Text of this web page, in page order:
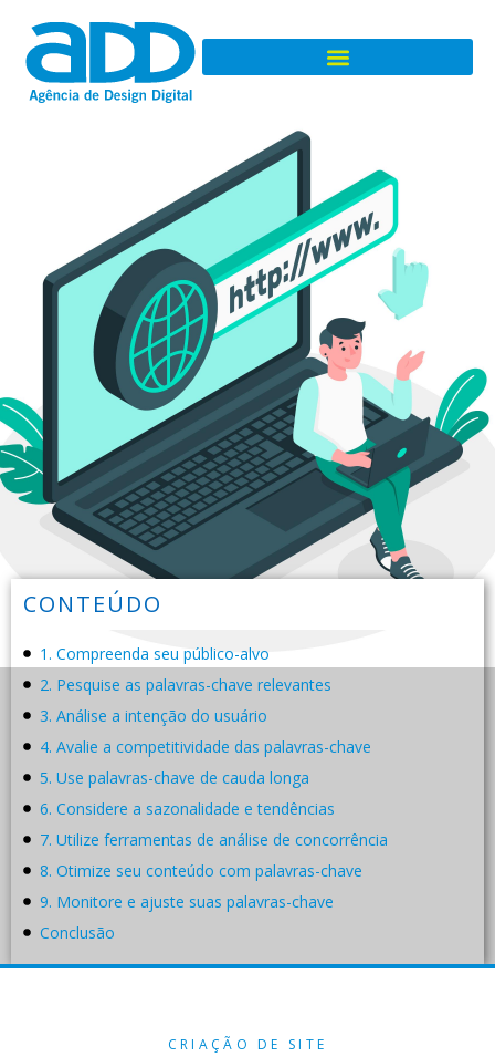
CONTEÚDO
1. Compreenda seu público-alvo
2. Pesquise as palavras-chave relevantes
3. Análise a intenção do usuário
4. Avalie a competitividade das palavras-chave
5. Use palavras-chave de cauda longa
6. Considere a sazonalidade e tendências
7. Utilize ferramentas de análise de concorrência
8. Otimize seu conteúdo com palavras-chave
9. Monitore e ajuste suas palavras-chave
Conclusão
CRIAÇÃO DE SITE